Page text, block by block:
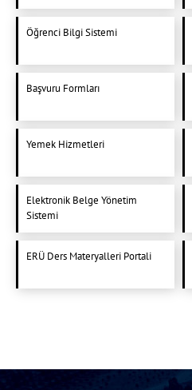
Öğrenci Bilgi Sistemi
Başvuru Formları
Yemek Hizmetleri
Elektronik Belge Yönetim
Sistemi
ERÜ Ders Materyalleri Portali